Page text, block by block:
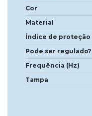
Cor
Material
Índice de proteção
Pode ser regulado?
Frequência (Hz)
Tampa